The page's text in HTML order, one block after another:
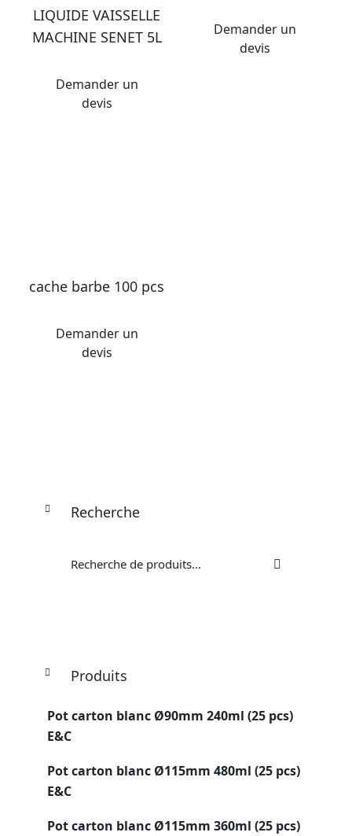
LIQUIDE VAISSELLE
MACHINE SENET 5L
Demander un
devis
Demander un
devis
cache barbe 100 pcs
Demander un
devis
Recherche
pour :
Produits
Pot carton blanc Ø90mm 240ml (25 pcs)
E&C
Pot carton blanc Ø115mm 480ml (25 pcs)
E&C
Pot carton blanc Ø115mm 360ml (25 pcs)